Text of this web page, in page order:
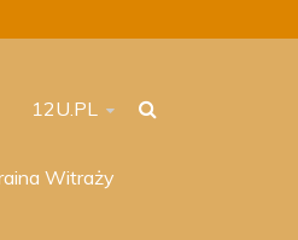
12U.PL
Witraży